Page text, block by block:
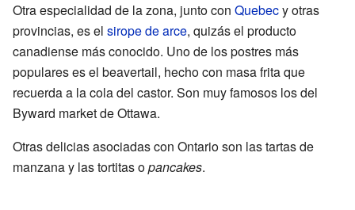
Otra especialidad de la zona, junto con Quebecy otras
provincias, es el sirope de arce, quizás el producto
canadiense más conocido. Uno de los postres más
populares es el beavertail, hecho con masa frita que
recuerda a la cola del castor. Son muy famosos los del
Byward market de Ottawa.
Otras delicias asociadas con Ontario son las tartas de
manzana y las tortitas opancakes.